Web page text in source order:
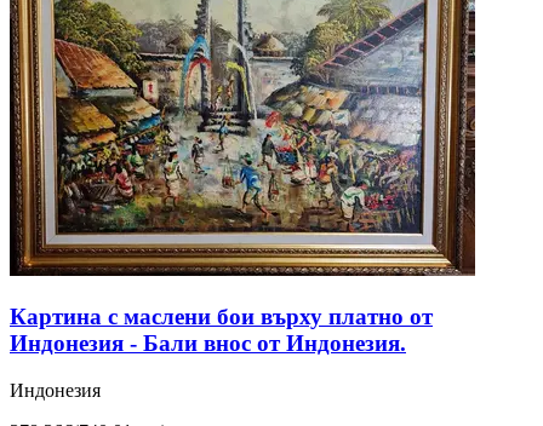
Картина с маслени бои върху платно от
Индонезия - Бали внос от Индонезия.
Индонезия